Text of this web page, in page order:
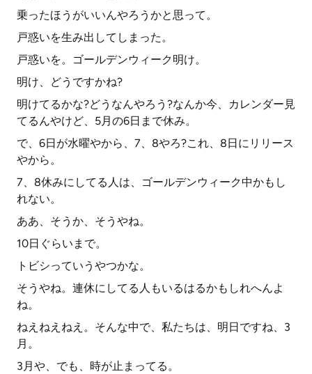
乗ったほうがいいんやろうかと思って。
戸惑いを生み出してしまった。
戸惑いを。ゴールデンウィーク明け。
明け、どうですかね?
明けてるかな?どうなんやろう?なんか今、カレンダー見
てるんやけど、5月の6日まで休み。
で、6日が水曜やから、7、8やろ?これ、8日にリリース
やから。
7、8休みにしてる人は、ゴールデンウィーク中かもし
れない。
ああ、そうか、そうやね。
10日ぐらいまで。
トビシっていうやつかな。
そうやね。連休にしてる人もいるはるかもしれへんよ
ね。
ねえねえねえ。そんな中で、私たちは、明日ですね、3
月。
3月や、でも、時が止まってる。